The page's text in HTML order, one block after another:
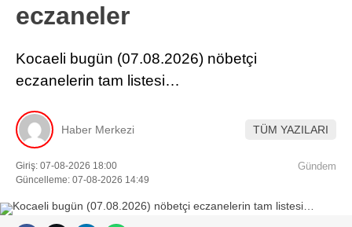
eczaneler
Kocaeli bugün (07.08.2026) nöbetçi
eczanelerin tam listesi…
Haber Merkezi TÜM YAZILARI
Giriş: 07-08-2026 18:00
Güncelleme: 07-08-2026 14:49
Gündem